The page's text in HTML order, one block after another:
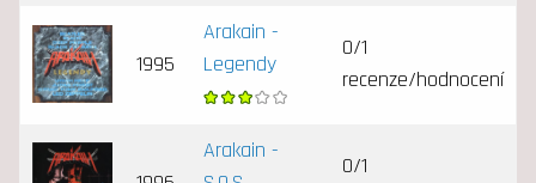
1995
Arakain -
Legendy
0/1
recenze/hodnocení
Arakain -
0/1